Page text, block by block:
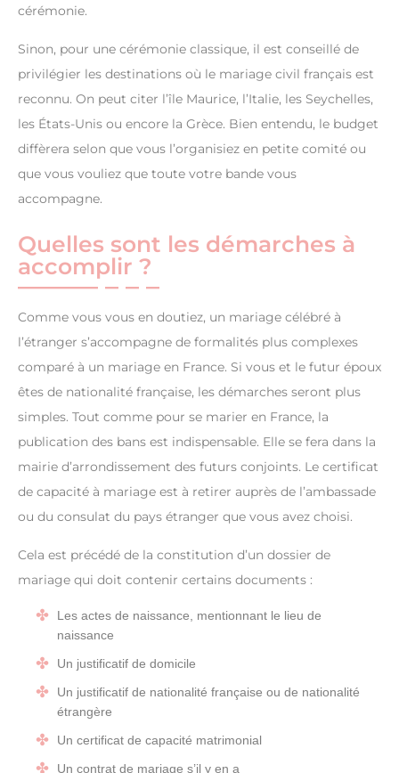
cérémonie.
Sinon, pour une cérémonie classique, il est conseillé de
privilégier les destinations où le mariage civil français est
reconnu. On peut citer l’île Maurice, l’Italie, les Seychelles,
les États-Unis ou encore la Grèce. Bien entendu, le budget
diffèrera selon que vous l’organisiez en petite comité ou
que vous vouliez que toute votre bande vous
accompagne.
Quelles sont les démarches à
accomplir ?
Comme vous vous en doutiez, un mariage célébré à
l’étranger s’accompagne de formalités plus complexes
comparé à un mariage en France. Si vous et le futur époux
êtes de nationalité française, les démarches seront plus
simples. Tout comme pour se marier en France, la
publication des bans est indispensable. Elle se fera dans la
mairie d’arrondissement des futurs conjoints. Le certificat
de capacité à mariage est à retirer auprès de l’ambassade
ou du consulat du pays étranger que vous avez choisi.
Cela est précédé de la constitution d’un dossier de
mariage qui doit contenir certains documents :
Les actes de naissance, mentionnant le lieu de
naissance
Un justificatif de domicile
Un justificatif de nationalité française ou de nationalité
étrangère
Un certificat de capacité matrimonial
Un contrat de mariage s’il y en a